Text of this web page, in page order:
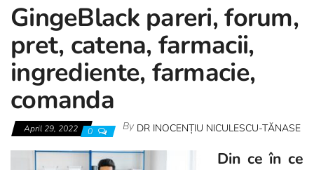
GingeBlack pareri, forum,
pret, catena, farmacii,
ingrediente, farmacie,
comanda
April 29, 2022 0 By DR INOCENȚIU NICULESCU-TĂNASE
Din ce în ce